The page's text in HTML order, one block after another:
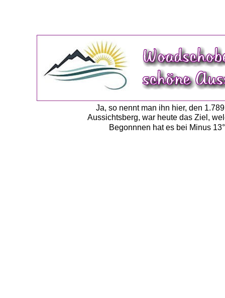
Ja, so nennt man ihn hier, den
Aussichtsberg, war heute das Ziel,
Begonnnen hat es bei Minus